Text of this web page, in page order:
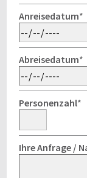
Anreisedatum*
Abreisedatum*
Personenzahl*
Ihre Anfrage /